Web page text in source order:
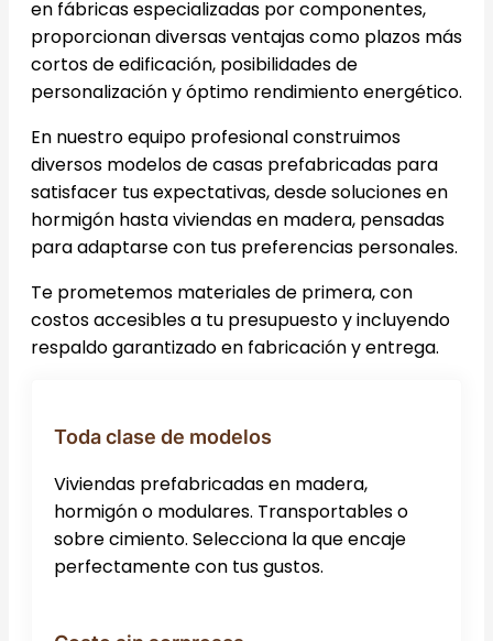
en fábricas especializadas por componentes,
proporcionan diversas ventajas como plazos más
cortos de edificación, posibilidades de
personalización y óptimo rendimiento energético.
En nuestro equipo profesional construimos
diversos modelos de casas prefabricadas para
satisfacer tus expectativas, desde soluciones en
hormigón hasta viviendas en madera, pensadas
para adaptarse con tus preferencias personales.
Te prometemos materiales de primera, con
costos accesibles a tu presupuesto y incluyendo
respaldo garantizado en fabricación y entrega.
Toda clase de modelos
Viviendas prefabricadas en madera,
hormigón o modulares. Transportables o
sobre cimiento. Selecciona la que encaje
perfectamente con tus gustos.